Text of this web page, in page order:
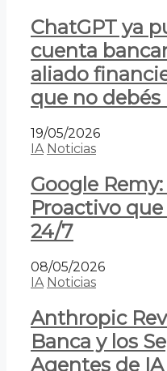
ChatGPT ya
cuenta
aliado
que no debés
19/05/2026
IA Noticias
Google
Proactivo
24/7
08/05/2026
IA Noticias
Anthropic
Banca y los
Agentes de